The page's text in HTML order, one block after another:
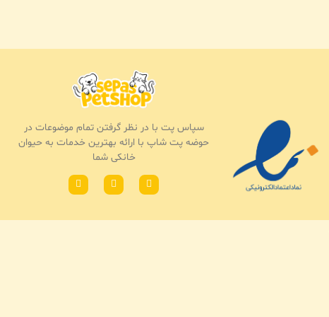
سپاس پت با در نظر گرفتن تمام موضوعات در
حوضه پت شاپ با ارائه بهترین خدمات به حیوان
خانکی شما